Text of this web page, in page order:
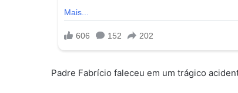
Padre Fabrício faleceu em um trágico